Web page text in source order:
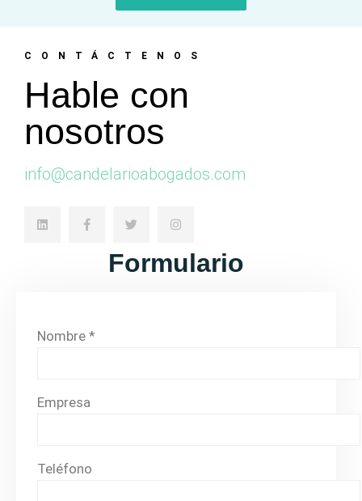
CONTÁCTENOS
Hable con
nosotros
info@candelarioabogados.com
Formulario
Nombre *
Empresa
Teléfono